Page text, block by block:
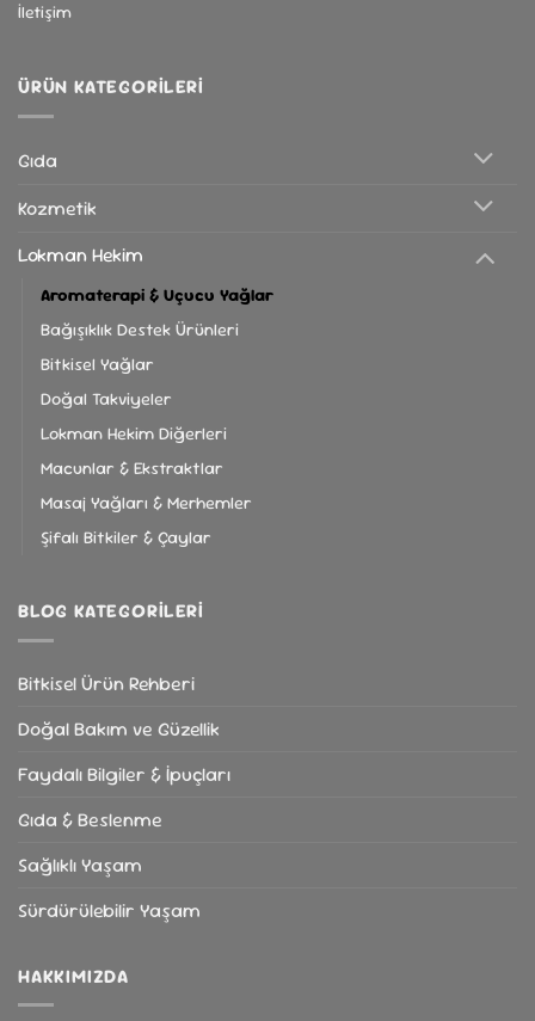
İletişim
ÜRÜN KATEGORILERI
Gıda
Kozmetik
Lokman Hekim
Aromaterapi & Uçucu Yağlar
Bağışıklık Destek Ürünleri
Bitkisel Yağlar
Doğal Takviyeler
Lokman Hekim Diğerleri
Macunlar & Ekstraktlar
Masaj Yağları & Merhemler
Şifalı Bitkiler & Çaylar
BLOG KATEGORILERI
Bitkisel Ürün Rehberi
Doğal Bakım ve Güzellik
Faydalı Bilgiler & İpuçları
Gıda & Beslenme
Sağlıklı Yaşam
Sürdürülebilir Yaşam
HAKKIMIZDA